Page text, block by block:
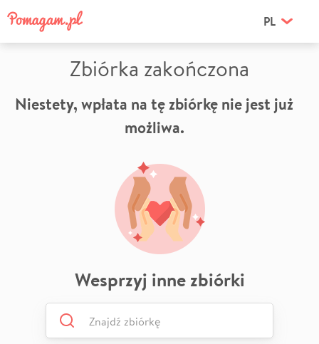
PL
Zbiórka zakończona
Niestety, wpłata na tę zbiórkę nie jest już
możliwa.
Wesprzyj inne zbiórki